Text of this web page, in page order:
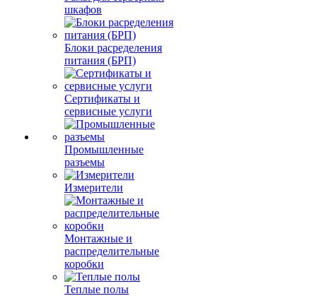
шкафов
Блоки расределения
питания (БРП)
Сертификаты и
сервисные услуги
Промышленные
разъемы
Измерители
Монтажные и
распределительные
коробки
Теплые полы